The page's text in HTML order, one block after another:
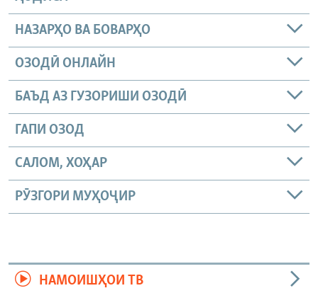
НАЗАРҲО ВА БОВАРҲО
ОЗОДӢ ОНЛАЙН
БАЪД АЗ ГУЗОРИШИ ОЗОДӢ
ГАПИ ОЗОД
САЛОМ, ХОҲАР
РӮЗГОРИ МУҲОҶИР
НАМОИШҲОИ ТВ